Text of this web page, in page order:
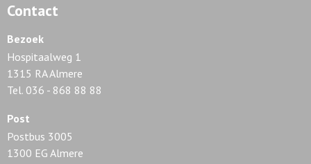
Contact
Bezoek
Hospitaalweg 1
1315 RA Almere
Tel. 036 - 868 88 88
Post
Postbus 3005
1300 EG Almere